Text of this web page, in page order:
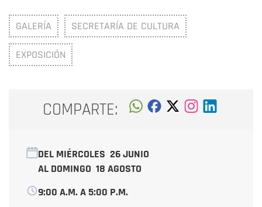
GALERÍA SECRETARÍA DE CULTURA
EXPOSICIÓN
COMPARTE:
DEL MIÉRCOLES 26 JUNIO
AL DOMINGO 18 AGOSTO
9:00 A.M. A 5:00 P.M.